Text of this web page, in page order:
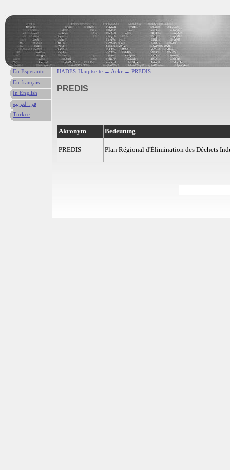
HADES-Hauptseite → Ackr → PREDIS
PREDIS
Akronym Bedeutung
PREDIS Plan Régional d'Élimination des Déchets
En Esperanto
En français
In English
في العربية
Türkce